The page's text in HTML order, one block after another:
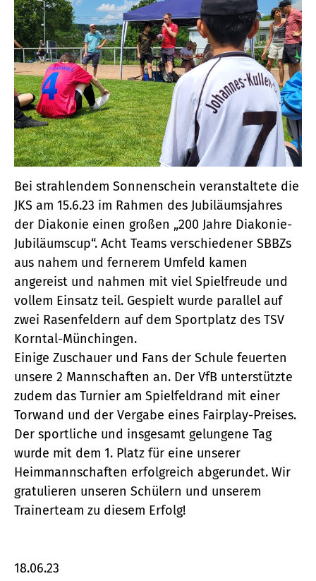
Bei strahlendem Sonnenschein veranstaltete die
JKS am 15.6.23 im Rahmen des Jubiläumsjahres
der Diakonie einen großen „200 Jahre Diakonie-
Jubiläumscup“. Acht Teams verschiedener SBBZs
aus nahem und fernerem Umfeld kamen
angereist und nahmen mit viel Spielfreude und
vollem Einsatz teil. Gespielt wurde parallel auf
zwei Rasenfeldern auf dem Sportplatz des TSV
Korntal-Münchingen.
Einige Zuschauer und Fans der Schule feuerten
unsere 2 Mannschaften an. Der VfB unterstützte
zudem das Turnier am Spielfeldrand mit einer
Torwand und der Vergabe eines Fairplay-Preises.
Der sportliche und insgesamt gelungene Tag
wurde mit dem 1. Platz für eine unserer
Heimmannschaften erfolgreich abgerundet. Wir
gratulieren unseren Schülern und unserem
Trainerteam zu diesem Erfolg!
18.06.23